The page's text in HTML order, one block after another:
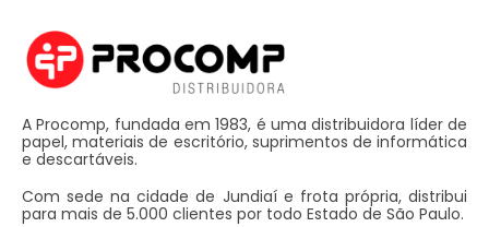
A Procomp, fundada em 1983, é uma distribuidora líder de
papel, materiais de escritório, suprimentos de informática
e descartáveis.
Com sede na cidade de Jundiaí e frota própria, distribui
para mais de 5.000 clientes por todo Estado de São Paulo.